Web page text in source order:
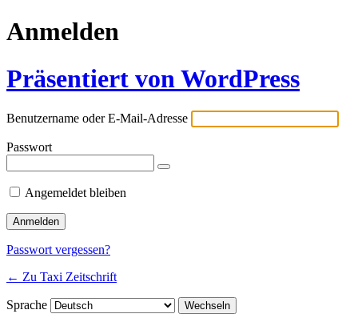
Anmelden
Präsentiert von WordPress
Benutzername oder E-Mail-Adresse
Passwort
Angemeldet bleiben
Passwort vergessen?
← Zu Taxi Zeitschrift
Sprache